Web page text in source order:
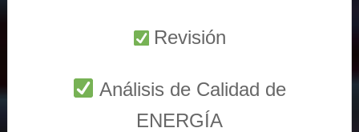
Revisión
Análisis de Calidad de
ENERGÍA